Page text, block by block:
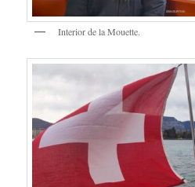
Interior de la Mouette.